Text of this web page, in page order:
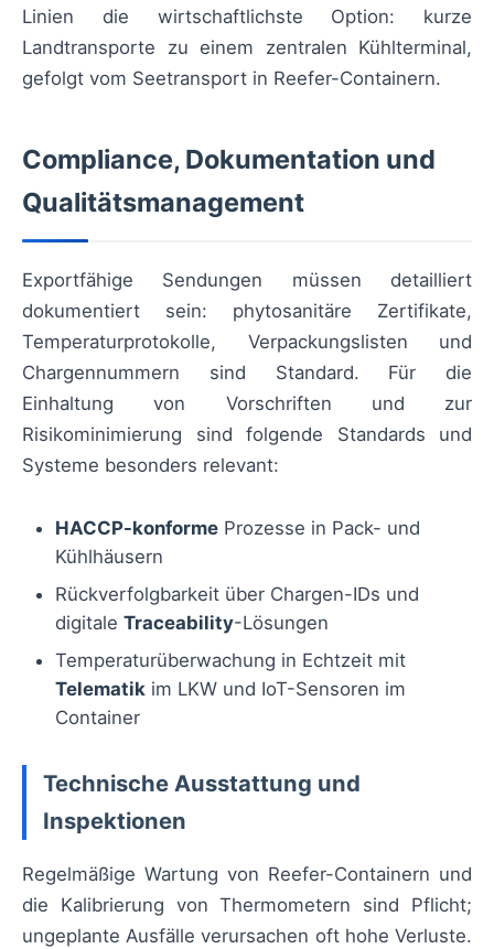
Linien die wirtschaftlichste Option: kurze
Landtransporte zu einem zentralen Kühlterminal,
gefolgt vom Seetransport in Reefer-Containern.
Compliance, Dokumentation und
Qualitätsmanagement
Exportfähige Sendungen müssen detailliert
dokumentiert sein: phytosanitäre Zertifikate,
Temperaturprotokolle, Verpackungslisten und
Chargennummern sind Standard. Für die
Einhaltung von Vorschriften und zur
Risikominimierung sind folgende Standards und
Systeme besonders relevant:
HACCP-konforme Prozesse in Pack- und
Kühlhäusern
Rückverfolgbarkeit über Chargen-IDs und
digitale Traceability-Lösungen
Temperaturüberwachung in Echtzeit mit
Telematik im LKW und IoT-Sensoren im
Container
Technische Ausstattung und
Inspektionen
Regelmäßige Wartung von Reefer-Containern und
die Kalibrierung von Thermometern sind Pflicht;
ungeplante Ausfälle verursachen oft hohe Verluste.